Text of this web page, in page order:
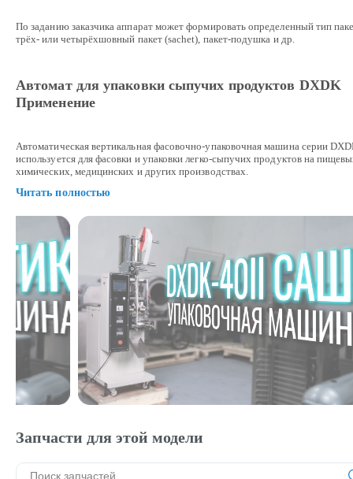
По заданию заказчика аппарат может формировать определенный тип
трёх- или четырёхшовный пакет (sachet), пакет-подушка и др.
Автомат для упаковки сыпучих продуктов DXDK
Применение
Автоматическая вертикальная фасовочно-упаковочная машина серии
используется для фасовки и упаковки легко-сыпучих продуктов на
химических, медицинских и других производствах.
Читать полностью
Запчасти для этой модели